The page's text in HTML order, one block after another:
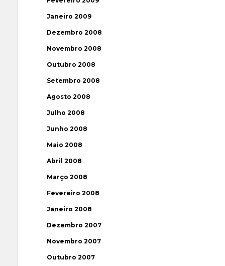
Janeiro 2009
Dezembro 2008
Novembro 2008
Outubro 2008
Setembro 2008
Agosto 2008
Julho 2008
Junho 2008
Maio 2008
Abril 2008
Março 2008
Fevereiro 2008
Janeiro 2008
Dezembro 2007
Novembro 2007
Outubro 2007